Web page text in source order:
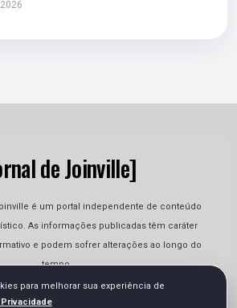
de Joinville]
é um portal independente de conteúdo
As informações publicadas têm caráter
e podem sofrer alterações ao longo do
tempo.
Contato
para melhorar sua experiência de